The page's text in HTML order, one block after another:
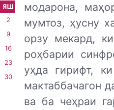
ЯШ
2
9
16
23
30
модарона,
мумтоз, ҳусну
орзу мекард,
роҳбарии
уҳда гирифт,
мактаббачагон
ва ба чеҳраи